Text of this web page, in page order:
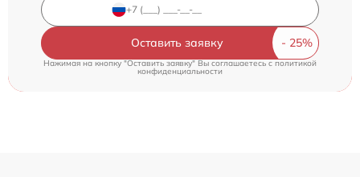
Оставить заявку
Нажимая на кнопку "Оставить заявку" Вы соглашаетесь cполитикой
конфиденциальности